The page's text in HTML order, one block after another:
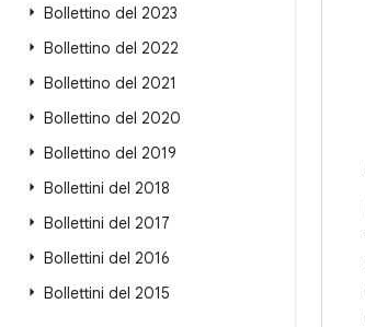
Bollettino del 2023
Bollettino del 2022
Bollettino del 2021
Bollettino del 2020
Bollettino del 2019
Bollettini del 2018
Bollettini del 2017
Bollettini del 2016
Bollettini del 2015